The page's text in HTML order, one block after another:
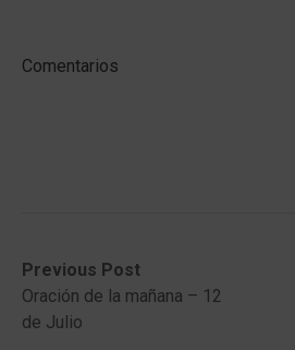
Comentarios
Post
navigation
Previous Post
Previous
post:Oración de la mañana – 12
de Julio
Next
post: